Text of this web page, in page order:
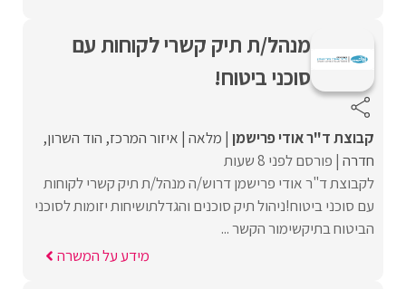
מנהל/ת תיק קשרי לקוחות עם
סוכני ביטוח!
קבוצת ד"ר אודי פרישמן מלאה איזור המרכז הוד השרון
חדרה פורסם לפני 8 שעות
לקבוצת ד"ר אודי פרישמן דרוש/ה מנהל/ת תיק קשרי לקוחות
עם סוכני ביטוח!ניהול תיק סוכנים והגדלתושיחות יזומות לסוכני
הביטוח בתיקשימור הקשר ...
מידע על המשרה